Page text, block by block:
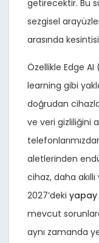
getirecektir. Bu
sezgisel
arasında
Özellikle Edge
learning gibi
doğrudan
ve veri gizliliğini
aletlerinden
cihaz, daha
2027’deki yapay
mevcut
aynı zamanda